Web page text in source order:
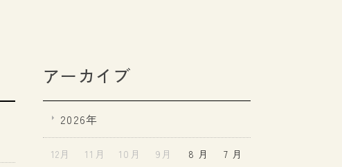
アーカイブ
2026年
12月 11月 10月 9月 8 月 7 月